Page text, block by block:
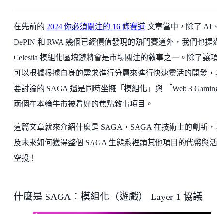
在先前的 2024 你必須關注的 16 條賽道 文章當中，除了 AI
DePIN 和 RWA 幾個已經價值發現的熱門賽道外，我們也提
Celestia 模組化區塊鏈將會是市場關注的敘事之一。除了讓
可以根據根據自身的需求進行分層來進行快速靈活的開發，
要討論的 SAGA 還是同時坐擁「模組化」與 「Web 3
兩個在本輪牛市被看好的焦點敘事項目。
這篇文章就來介紹什麼是 SAGA，SAGA 在技術上的創新，
及未來如何獲得整個 SAGA 生態系裡頭其他項目的代幣與
空投！
什麼是 SAGA：模組化（遊戲） Layer 1 協議